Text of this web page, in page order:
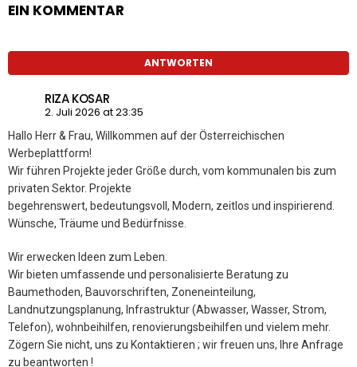
EIN KOMMENTAR
ANTWORTEN
RIZA KOSAR
2. Juli 2026 at 23:35
Hallo Herr & Frau, Willkommen auf der Österreichischen
Werbeplattform!
Wir führen Projekte jeder Größe durch, vom kommunalen bis zum
privaten Sektor. Projekte
begehrenswert, bedeutungsvoll, Modern, zeitlos und inspirierend.
Wünsche, Träume und Bedürfnisse.
Wir erwecken Ideen zum Leben.
Wir bieten umfassende und personalisierte Beratung zu
Baumethoden, Bauvorschriften, Zoneneinteilung,
Landnutzungsplanung, Infrastruktur (Abwasser, Wasser, Strom,
Telefon), wohnbeihilfen, renovierungsbeihilfen und vielem mehr.
Zögern Sie nicht, uns zu Kontaktieren ; wir freuen uns, Ihre Anfrage
zu beantworten !